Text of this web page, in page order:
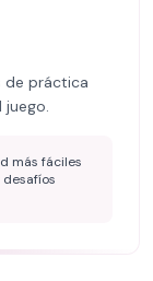
de práctica
más fáciles